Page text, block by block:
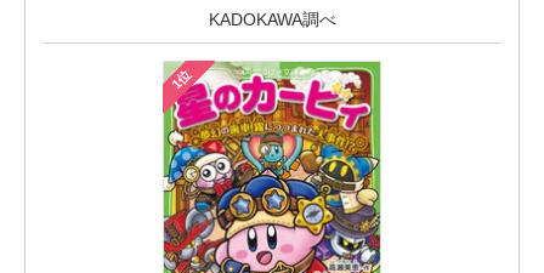
KADOKAWA調べ
1位